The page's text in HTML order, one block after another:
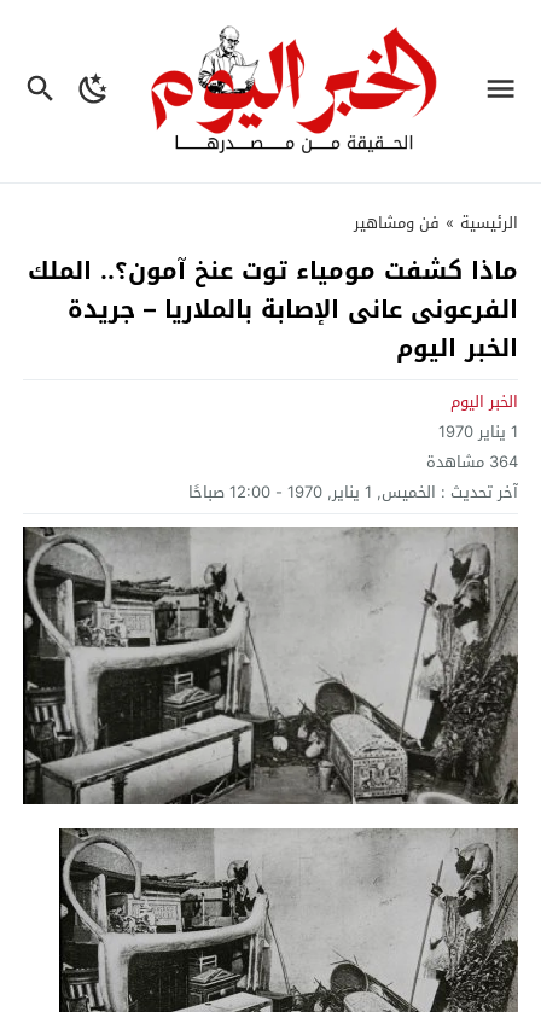
الرئيسية » فن ومشاهير
ماذا كشفت مومياء توت عنخ آمون؟.. الملك
الفرعونى عانى الإصابة بالملاريا – جريدة
الخبر اليوم
الخبر اليوم
1 يناير 1970
364 مشاهدة
آخر تحديث : الخميس, 1 يناير, 1970 - 12:00 صباحًا